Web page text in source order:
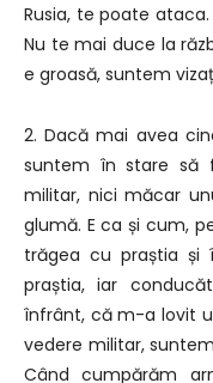
Rusia, te poate
Nu te mai duce la
e groasă, suntem
2. Dacă mai avea
suntem în stare să
militar, nici măcar
glumă. E ca și cum,
trăgea cu praștia
praștia, iar
înfrânt, că m-a lovit
vedere militar,
Când cumpărăm